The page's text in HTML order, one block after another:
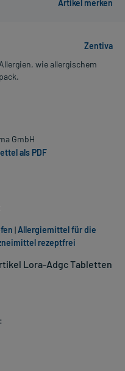
Zentiva
wie allergischem
GmbH
als PDF
Lora-Adgc Tabletten
|Allergiemittel für die
rezeptfrei